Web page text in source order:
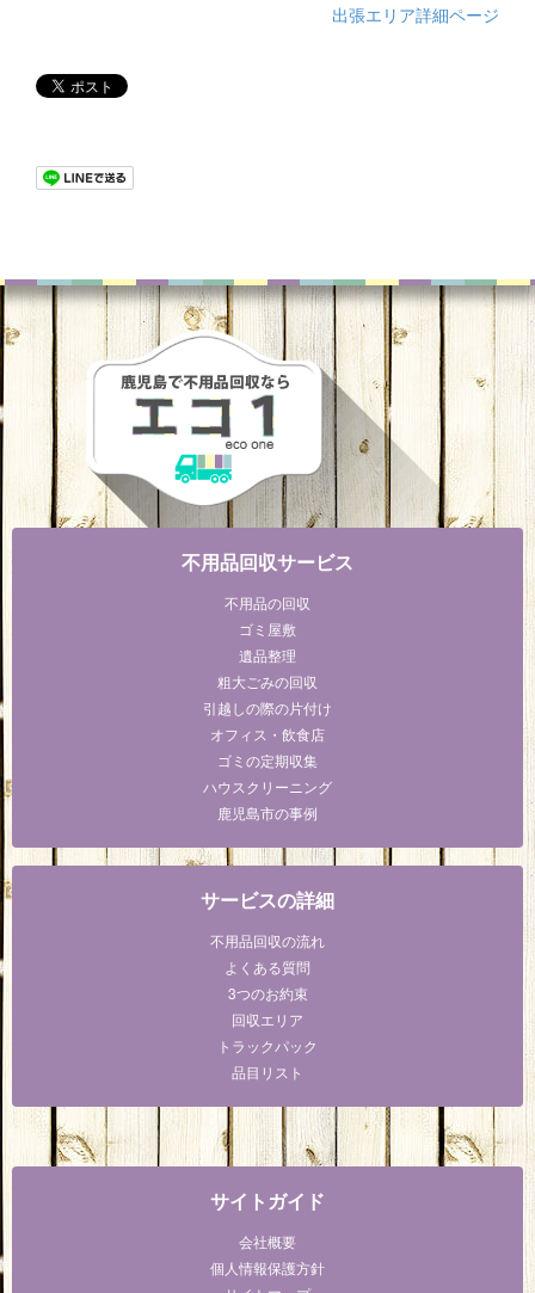
出張エリア詳細ページ
不用品回収サービス
不用品の回収
ゴミ屋敷
遺品整理
粗大ごみの回収
引越しの際の片付け
オフィス・飲食店
ゴミの定期収集
ハウスクリーニング
鹿児島市の事例
サービスの詳細
不用品回収の流れ
よくある質問
3つのお約束
回収エリア
トラックパック
品目リスト
サイトガイド
会社概要
個人情報保護方針